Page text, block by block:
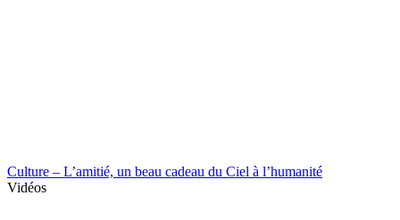
Culture – L’amitié, un beau cadeau du Ciel à l’humanité
Vidéos